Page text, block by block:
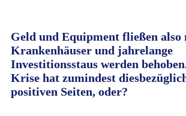
Geld und Equipment fließen also
Krankenhäuser und jahrelange
Investitionsstaus werden
Krise hat zumindest
positiven Seiten, oder?